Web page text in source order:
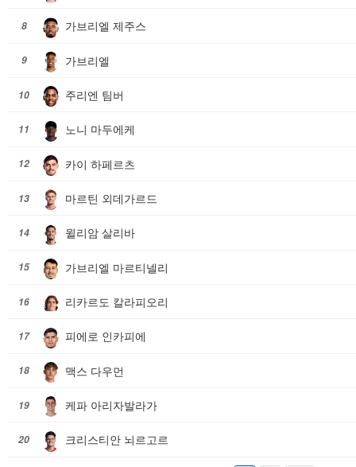
8 가브리엘 제주스
9 가브리엘
10 주리엔 팀버
11 노니 마두에케
12 카이 하페르츠
13 마르틴 외데가르드
14 윌리암 살리바
15 가브리엘 마르티넬리
16 리카르도 칼라피오리
17 피에로 인카피에
18 맥스 다우먼
19 케파 아리자발라가
20 크리스티안 뇌르고르